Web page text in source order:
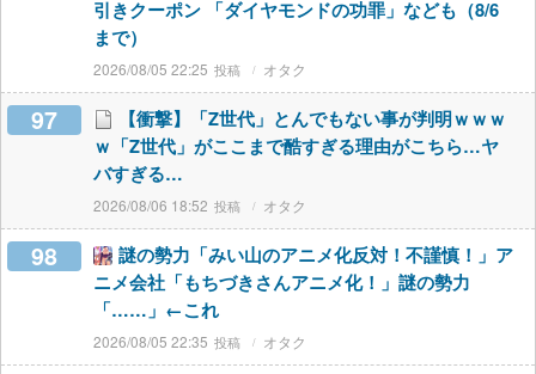
引きクーポン 「ダイヤモンドの功罪」なども（8/6
まで）
2026/08/05 22:25 オタク
97
【衝撃】「Z世代」とんでもない事が判明ｗｗｗ
ｗ「Z世代」がここまで酷すぎる理由がこちら…ヤ
バすぎる…
2026/08/06 18:52 オタク
98
謎の勢力「みい山のアニメ化反対！不謹慎！」ア
ニメ会社「もちづきさんアニメ化！」謎の勢力
「……」←これ
2026/08/05 22:35 オタク